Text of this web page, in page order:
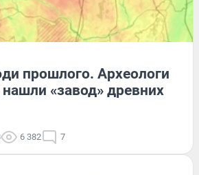
прошлого. Археологи
«завод» древних
6 382 7